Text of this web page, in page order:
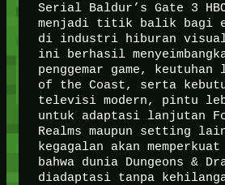
Serial Baldur’s Gate 3
menjadi titik balik bagi
di industri hiburan
ini berhasil
penggemar game,
of the Coast, serta
televisi modern, pintu
untuk adaptasi lanjutan
Realms maupun setting
kegagalan akan
bahwa dunia Dungeons &
diadaptasi tanpa